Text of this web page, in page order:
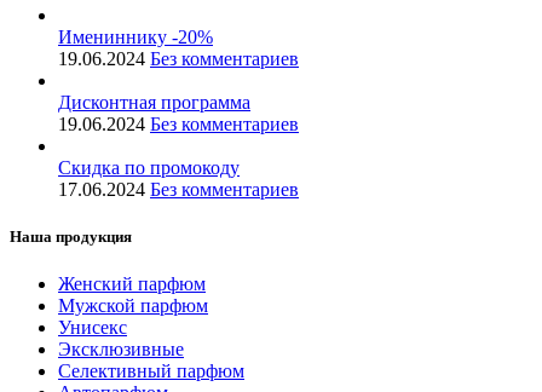
Имениннику -20%
19.06.2024 Без комментариев
Дисконтная программа
19.06.2024 Без комментариев
Скидка по промокоду
17.06.2024 Без комментариев
Наша продукция
Женский парфюм
Мужской парфюм
Унисекс
Эксклюзивные
Селективный парфюм